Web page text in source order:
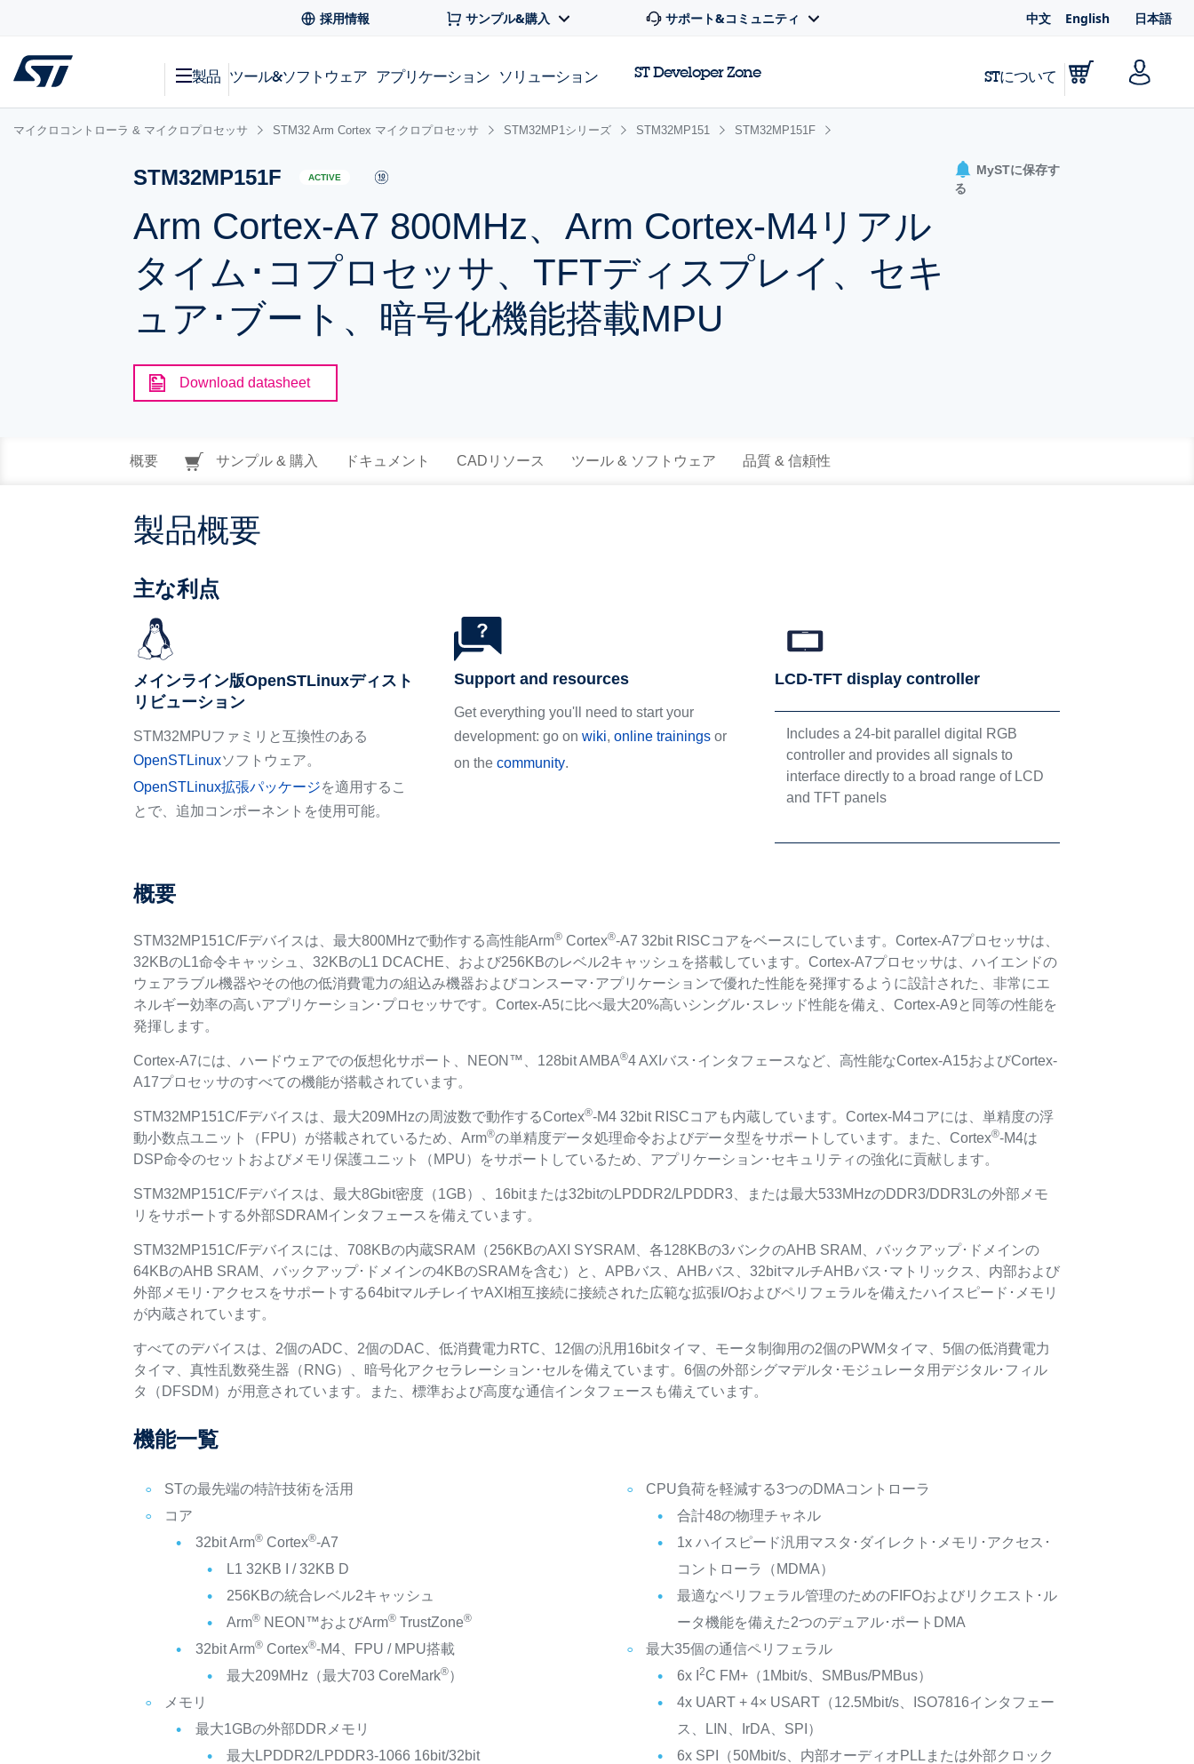
採用情報 サンプル&購入 サポート&コミュニティ 中文 English 日本語
製品 ツール&ソフトウェア アプリケーション ソリューション ST Developer Zone STについて
マイクロコントローラ & マイクロプロセッサ STM32 Arm Cortex マイクロプロセッサ STM32MP1シリーズ STM32MP151 STM32MP151F
STM32MP151F ACTIVE
Arm Cortex-A7 800MHz、Arm Cortex-M4リアル
タイム･コプロセッサ、TFTディスプレイ、セキ
ュア･ブート、暗号化機能搭載MPU
MySTに保存す
る
Download datasheet
概要 サンプル & 購入 ドキュメント CADリソース ツール & ソフトウェア 品質 & 信頼性
製品概要
主な利点
メインライン版OpenSTLinuxディスト
リビューション
STM32MPUファミリと互換性のある
OpenSTLinuxソフトウェア。
OpenSTLinux拡張パッケージを適用するこ
とで、追加コンポーネントを使用可能。
Support and resources
Get everything you'll need to start your
development: go onwiki,online trainings or
on thecommunity.
LCD-TFT display controller
Includes a 24-bit parallel digital RGB
controller and provides all signals to
interface directly to a broad range of LCD
and TFT panels
概要
STM32MP151C/Fデバイスは、最大800MHzで動作する高性能Arm® Cortex®-A7 32bit RISCコアをベースにしています。Cortex-A7プロセッサは、
32KBのL1命令キャッシュ、32KBのL1 DCACHE、および256KBのレベル2キャッシュを搭載しています。Cortex-A7プロセッサは、ハイエンドの
ウェアラブル機器やその他の低消費電力の組込み機器およびコンスーマ･アプリケーションで優れた性能を発揮するように設計された、非常にエ
ネルギー効率の高いアプリケーション･プロセッサです。Cortex-A5に比べ最大20%高いシングル･スレッド性能を備え、Cortex-A9と同等の性能を
発揮します。
Cortex-A7には、ハードウェアでの仮想化サポート、NEON™、128bit AMBA®4 AXIバス･インタフェースなど、高性能なCortex-A15およびCortex-
A17プロセッサのすべての機能が搭載されています。
STM32MP151C/Fデバイスは、最大209MHzの周波数で動作するCortex®-M4 32bit RISCコアも内蔵しています。Cortex-M4コアには、単精度の浮
動小数点ユニット（FPU）が搭載されているため、Arm®の単精度データ処理命令およびデータ型をサポートしています。また、Cortex®-M4は
DSP命令のセットおよびメモリ保護ユニット（MPU）をサポートしているため、アプリケーション･セキュリティの強化に貢献します。
STM32MP151C/Fデバイスは、最大8Gbit密度（1GB）、16bitまたは32bitのLPDDR2/LPDDR3、または最大533MHzのDDR3/DDR3Lの外部メモ
リをサポートする外部SDRAMインタフェースを備えています。
STM32MP151C/Fデバイスには、708KBの内蔵SRAM（256KBのAXI SYSRAM、各128KBの3バンクのAHB SRAM、バックアップ･ドメインの
64KBのAHB SRAM、バックアップ･ドメインの4KBのSRAMを含む）と、APBバス、AHBバス、32bitマルチAHBバス･マトリックス、内部および
外部メモリ･アクセスをサポートする64bitマルチレイヤAXI相互接続に接続された広範な拡張I/Oおよびペリフェラルを備えたハイスピード･メモリ
が内蔵されています。
すべてのデバイスは、2個のADC、2個のDAC、低消費電力RTC、12個の汎用16bitタイマ、モータ制御用の2個のPWMタイマ、5個の低消費電力
タイマ、真性乱数発生器（RNG）、暗号化アクセラレーション･セルを備えています。6個の外部シグマデルタ･モジュレータ用デジタル･フィル
タ（DFSDM）が用意されています。また、標準および高度な通信インタフェースも備えています。
機能一覧
STの最先端の特許技術を活用
コア
32bit Arm® Cortex®-A7
L1 32KB I / 32KB D
256KBの統合レベル2キャッシュ
Arm® NEON™およびArm® TrustZone®
32bit Arm® Cortex®-M4、FPU / MPU搭載
最大209MHz（最大703 CoreMark®）
メモリ
最大1GBの外部DDRメモリ
最大LPDDR2/LPDDR3-1066 16bit/32bit
CPU負荷を軽減する3つのDMAコントローラ
合計48の物理チャネル
1x ハイスピード汎用マスタ･ダイレクト･メモリ･アクセス･
コントローラ（MDMA）
最適なペリフェラル管理のためのFIFOおよびリクエスト･ル
ータ機能を備えた2つのデュアル･ポートDMA
最大35個の通信ペリフェラル
6x I 2C FM+（1Mbit/s、SMBus/PMBus）
4x UART + 4× USART（12.5Mbit/s、ISO7816インタフェー
ス、LIN、IrDA、SPI）
6x SPI（50Mbit/s、内部オーディオPLLまたは外部クロック